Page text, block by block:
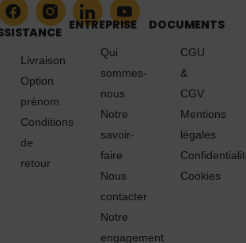
Livraison
Option
prénom
Conditions
de
retour
ENTREPRISE
Qui
sommes-
nous
Notre
savoir-
faire
Nous
contacter
Notre
engagement
DOCUMENTS
CGU
&
CGV
Mentions
légales
Cookies